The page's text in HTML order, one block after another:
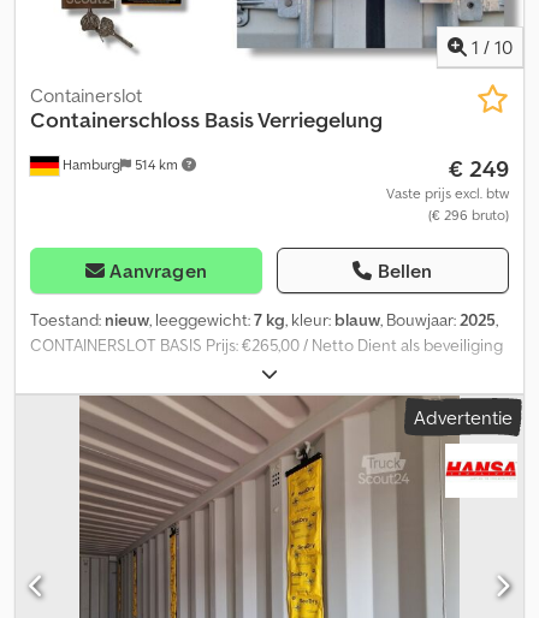
1 / 10
Hamburg 514 km
Containerslot
Containerschloss Basis Verriegelung
€ 249
Vaste prijs excl. btw
(€ 296 bruto)
Aanvragen Bellen
Toestand: nieuw, leeggewicht:7 kg, kleur: blauw, Bouwjaar:2025,
CONTAINERSLOT BASIS Prijs: €265,00 / Netto Dient als beveiliging
tegen diefstal uit zeecontainers of opslagcontainers.
Chjdotzmzzopfx Aicoa - Massieve, weerbestendige stalen
vergrendeling - Innovatieve doorzaagbeveiliging - Boorbeveiligd,
ANTI-Drill - Inclusief PowerLock PL-700 beugelslot met 2 sleutels -
1 sleutelkaart - Coating: blauw - Weerbestendige lak - Geschikt
voor deurstangafstand 200 mm - 450 mm - Gewicht ca. 7,50 kg
Gratis verzending binnen Duitsland. Levering vindt plaats op
werkdagen binnen 72 uur na ontvangst van betaling. Prijzen zijn
exclusief 19% btw. We horen graag van u. Voor vragen staan wij
graag tot uw beschikking!
Advertentie